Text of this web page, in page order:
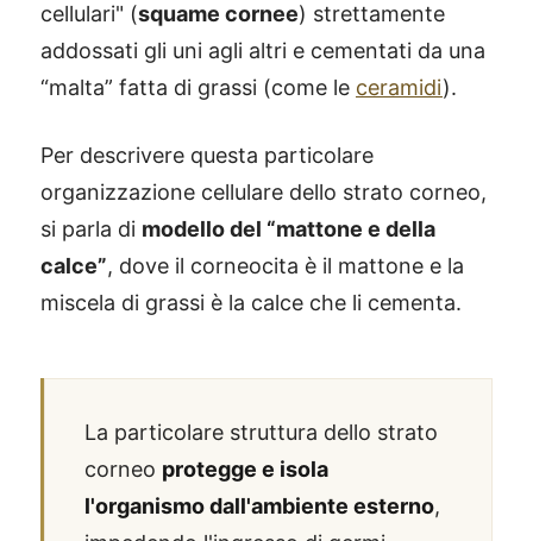
cellulari" (squame cornee) strettamente
addossati gli uni agli altri e cementati da una
“malta” fatta di grassi (come le ceramidi).
Per descrivere questa particolare
organizzazione cellulare dello strato corneo,
si parla di modello del “mattone e della
calce”, dove il corneocita è il mattone e la
miscela di grassi è la calce che li cementa.
La particolare struttura dello strato
corneo protegge e isola
l'organismo dall'ambiente esterno,